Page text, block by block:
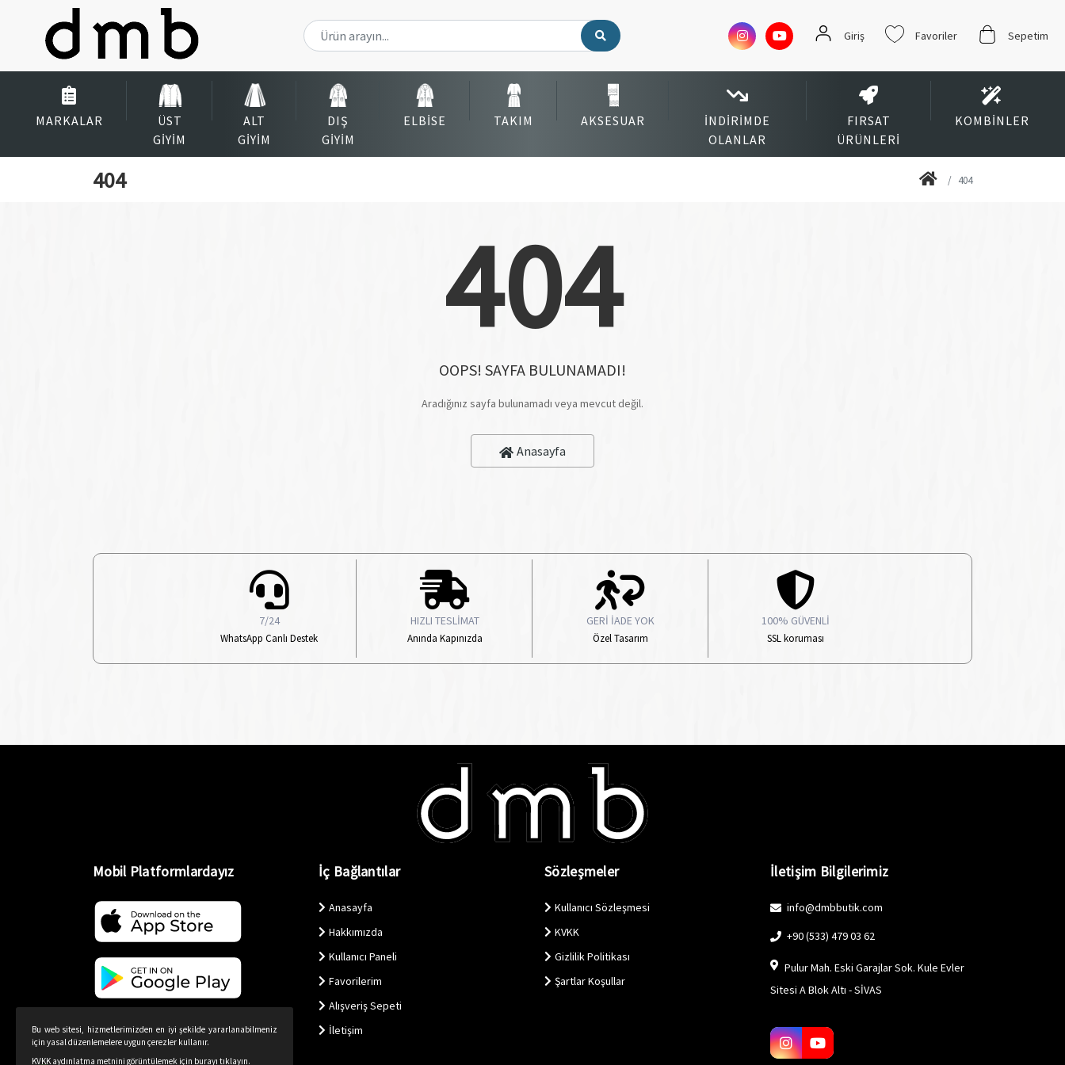
Giriş Favoriler Sepetim
MARKALAR
ÜST
GIYIM
ALT
GIYIM
DIŞ
GIYIM
ELBISE TAKIM AKSESUAR
İNDIRIMDE
OLANLAR
FIRSAT
ÜRÜNLERI
KOMBINLER
404 404
404
OOPS! SAYFA BULUNAMADI!
Aradığınız sayfa bulunamadı veya mevcut değil.
Anasayfa
7/24
WhatsApp Canlı Destek
HIZLI TESLİMAT
Anında Kapınızda
GERİ İADE YOK
Özel Tasarım
100% GÜVENLİ
SSL koruması
Mobil Platformlardayız İç Bağlantılar
Anasayfa
Hakkımızda
Kullanıcı Paneli
Favorilerim
Alışveriş Sepeti
İletişim
Sözleşmeler
Kullanıcı Sözleşmesi
KVKK
Gizlilik Politikası
Şartlar Koşullar
İletişim Bilgilerimiz
info@dmbbutik.com
+90 (533) 479 03 62
Pulur Mah. Eski Garajlar Sok. Kule Evler
Sitesi A Blok Altı - SİVAS
Bu web sitesi, hizmetlerimizden en iyi şekilde yararlanabilmeniz
için yasal düzenlemelere uygun çerezler kullanır.
KVKK aydınlatma metnini görüntülemek için burayı tıklayın.